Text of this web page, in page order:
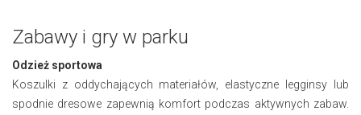
Zabawy i gry w parku
Odzież sportowa
Koszulki z oddychających materiałów, elastyczne legginsy lub
spodnie dresowe zapewnią komfort podczas aktywnych zabaw.